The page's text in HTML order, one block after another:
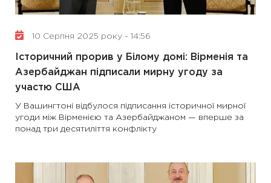
10 Серпня 2025 року - 14:56
Історичний прорив у Білому домі: Вірменія та
Азербайджан підписали мирну угоду за
участю США
У Вашингтоні відбулося підписання історичної мирної
угоди між Вірменією та Азербайджаном — вперше за
понад три десятиліття конфлікту